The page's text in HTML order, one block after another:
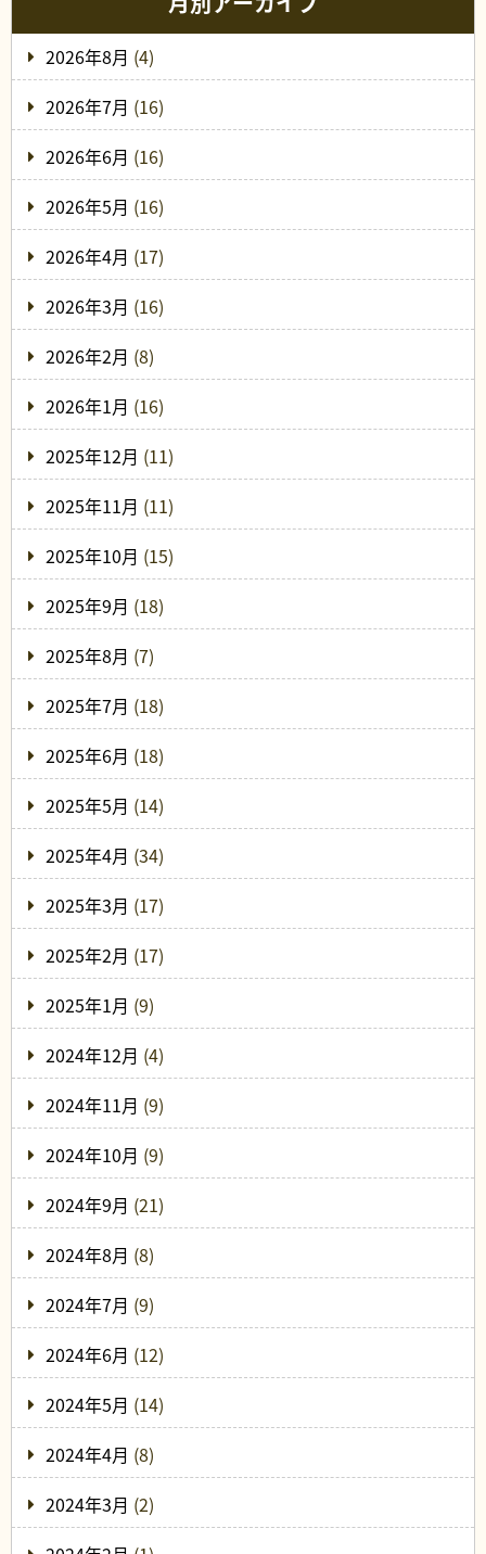
2026年8月 (4)
2026年7月 (16)
2026年6月 (16)
2026年5月 (16)
2026年4月 (17)
2026年3月 (16)
2026年2月 (8)
2026年1月 (16)
2025年12月 (11)
2025年11月 (11)
2025年10月 (15)
2025年9月 (18)
2025年8月 (7)
2025年7月 (18)
2025年6月 (18)
2025年5月 (14)
2025年4月 (34)
2025年3月 (17)
2025年2月 (17)
2025年1月 (9)
2024年12月 (4)
2024年11月 (9)
2024年10月 (9)
2024年9月 (21)
2024年8月 (8)
2024年7月 (9)
2024年6月 (12)
2024年5月 (14)
2024年4月 (8)
2024年3月 (2)